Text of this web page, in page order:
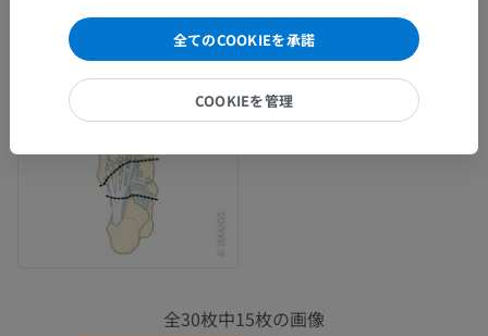
全30枚中15枚の画像
全てのCOOKIEを承諾
COOKIEを管理